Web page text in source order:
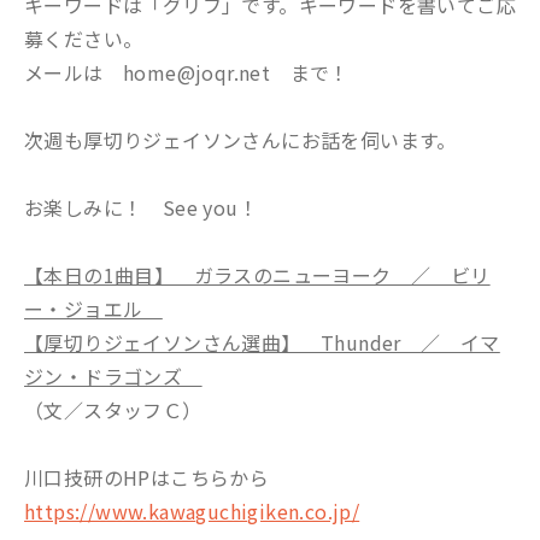
募ください。
メールは home@joqr.net まで！
次週も厚切りジェイソンさんにお話を伺います。
お楽しみに！ See you！
【本日の1曲目】 ガラスのニューヨーク ／ ビリ
ー・ジョエル
【厚切りジェイソンさん選曲】 Thunder ／ イマ
ジン・ドラゴンズ
（文／スタッフＣ）
川口技研のHPはこちらから
https://www.kawaguchigiken.co.jp/